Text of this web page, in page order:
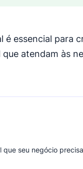
é essencial para
atendam às
que seu negócio precisa